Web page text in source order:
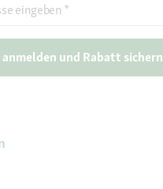
eingeben *
und Rabatt sichern